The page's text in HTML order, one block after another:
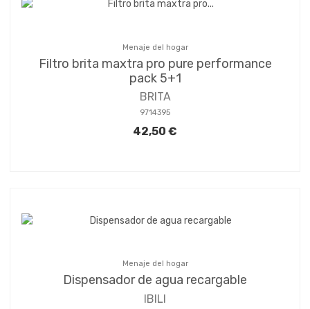
Menaje del hogar
Filtro brita maxtra pro pure performance
pack 5+1
BRITA
9714395
42,50 €
Menaje del hogar
Dispensador de agua recargable
IBILI